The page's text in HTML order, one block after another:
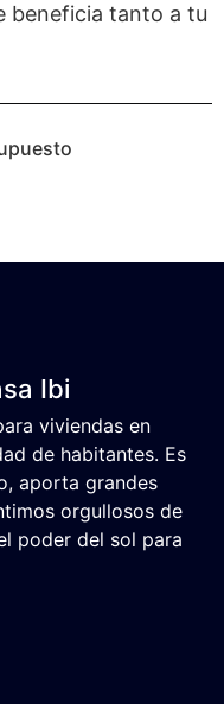
beneficia tanto a tu
Ibi
viviendas en
de habitantes. Es
aporta grandes
orgullosos de
poder del sol para